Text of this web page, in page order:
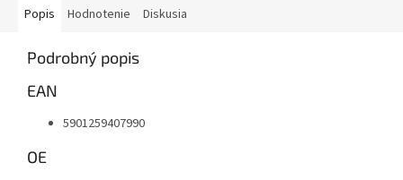
Popis Hodnotenie Diskusia
Podrobný popis
EAN
5901259407990
OE